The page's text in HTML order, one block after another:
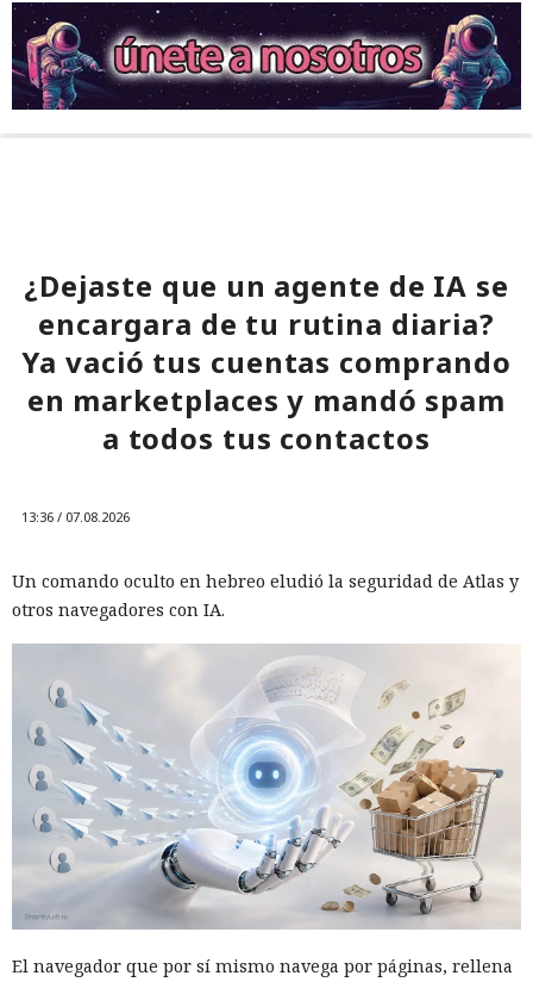
¿Dejaste que un agente de IA se
encargara de tu rutina diaria?
Ya vació tus cuentas comprando
en marketplaces y mandó spam
a todos tus contactos
13:36 / 07.08.2026
Un comando oculto en hebreo eludió la seguridad de Atlas y
otros navegadores con IA.
El navegador que por sí mismo navega por páginas, rellena